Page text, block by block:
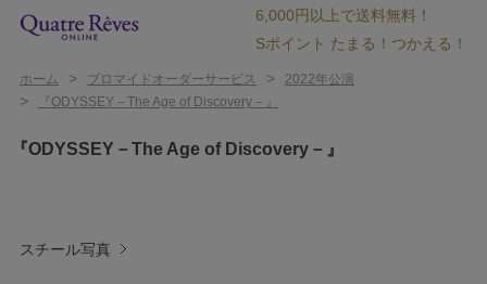
6,000円以上で送料無料！
Sポイント たまる！つかえる！
ホーム > ブロマイドオーダーサービス > 2022年公演
> 『ODYSSEY－The Age of Discovery－』
『ODYSSEY－The Age of Discovery－』
スチール写真